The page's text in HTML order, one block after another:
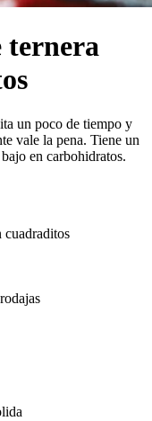
ternera
un poco de tiempo y
vale la pena. Tiene un
en carbohidratos.
cuadraditos